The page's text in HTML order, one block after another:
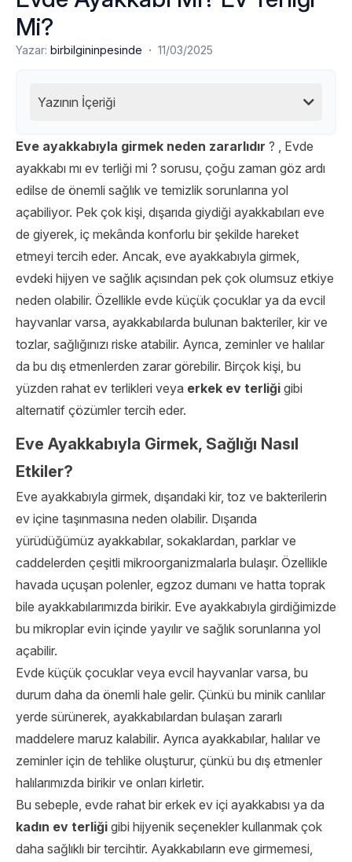
Mi?
Yazar: birbilgininpesinde · 11/03/2025
Yazının İçeriği
Eve ayakkabıyla girmek neden zararlıdır ? , Evde
ayakkabı mı ev terliği mi ? sorusu, çoğu zaman göz ardı
edilse de önemli sağlık ve temizlik sorunlarına yol
açabiliyor. Pek çok kişi, dışarıda giydiği ayakkabıları eve
de giyerek, iç mekânda konforlu bir şekilde hareket
etmeyi tercih eder. Ancak, eve ayakkabıyla girmek,
evdeki hijyen ve sağlık açısından pek çok olumsuz etkiye
neden olabilir. Özellikle evde küçük çocuklar ya da evcil
hayvanlar varsa, ayakkabılarda bulunan bakteriler, kir ve
tozlar, sağlığınızı riske atabilir. Ayrıca, zeminler ve halılar
da bu dış etmenlerden zarar görebilir. Birçok kişi, bu
yüzden rahat ev terlikleri veya erkek ev terliği gibi
alternatif çözümler tercih eder.
Eve Ayakkabıyla Girmek, Sağlığı Nasıl
Etkiler?
Eve ayakkabıyla girmek, dışarıdaki kir, toz ve bakterilerin
ev içine taşınmasına neden olabilir. Dışarıda
yürüdüğümüz ayakkabılar, sokaklardan, parklar ve
caddelerden çeşitli mikroorganizmalarla bulaşır. Özellikle
havada uçuşan polenler, egzoz dumanı ve hatta toprak
bile ayakkabılarımızda birikir. Eve ayakkabıyla girdiğimizde
bu mikroplar evin içinde yayılır ve sağlık sorunlarına yol
açabilir.
Evde küçük çocuklar veya evcil hayvanlar varsa, bu
durum daha da önemli hale gelir. Çünkü bu minik canlılar
yerde sürünerek, ayakkabılardan bulaşan zararlı
maddelere maruz kalabilir. Ayrıca ayakkabılar, halılar ve
zeminler için de tehlike oluşturur, çünkü bu dış etmenler
halılarımızda birikir ve onları kirletir.
Bu sebeple, evde rahat bir erkek ev içi ayakkabısı ya da
kadın ev terliği gibi hijyenik seçenekler kullanmak çok
daha sağlıklı bir tercihtir. Ayakkabıların eve girmemesi,